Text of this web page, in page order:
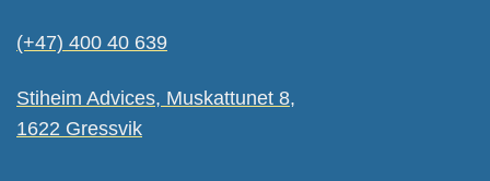
(+47) 400 40 639
Stiheim Advices, Muskattunet 8,
1622 Gressvik